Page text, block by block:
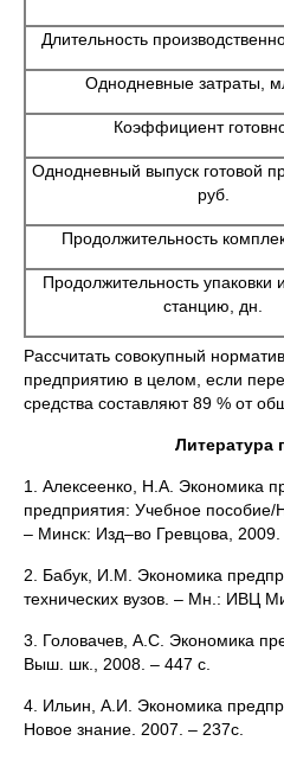
Длительность
Однодневные затраты,
Коэффициент
Однодневный выпуск готовой
руб.
Продолжительность
Продолжительность упаковки
станцию, дн.
Рассчитать совокупный
предприятию в целом, если
средства составляют 89 % от
Литература по
1. Алексеенко, Н.А. Экономика
предприятия: Учебное пособие/
– Минск: Изд–во Гревцова, 2009.
2. Бабук, И.М. Экономика
технических вузов. – Мн.: ИВЦ
3. Головачев, А.С. Экономика
Выш. шк., 2008. – 447 с.
4. Ильин, А.И. Экономика
Новое знание. 2007. – 237с.